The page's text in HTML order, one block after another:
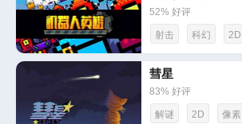
52% 好评
射击 科幻 2D
彗星
83% 好评
解谜 2D 像素